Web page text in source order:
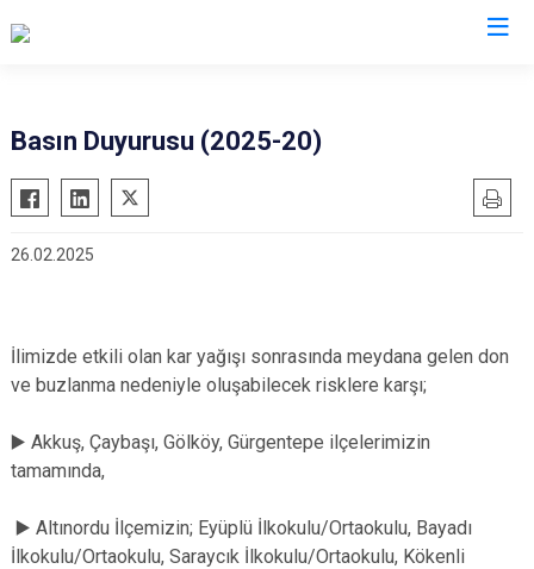
Basın Duyurusu (2025-20)
26.02.2025
İlimizde etkili olan kar yağışı sonrasında meydana gelen don
ve buzlanma nedeniyle oluşabilecek risklere karşı;
▶️ Akkuş, Çaybaşı, Gölköy, Gürgentepe ilçelerimizin
tamamında,
▶️ Altınordu İlçemizin; Eyüplü İlkokulu/Ortaokulu, Bayadı
İlkokulu/Ortaokulu, Saraycık İlkokulu/Ortaokulu, Kökenli